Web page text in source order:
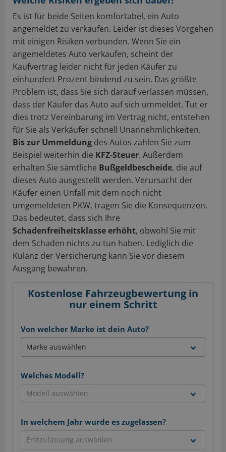
Es ist für beide Seiten komfortabel, ein Auto
angemeldet zu verkaufen. Leider ist dieses Vorgehen
mit einigen Risiken verbunden. Wenn Sie ein
angemeldetes Auto verkaufen, scheint der
Kaufvertrag leider nicht für jeden Käufer zu
einhundert Prozent bindend zu sein. Das größte
Problem ist, dass Sie sich darauf verlassen müssen,
dass der Käufer das Auto auf sich ummeldet. Tut er
dies trotz Vereinbarung im Vertrag nicht, entstehen
für Sie als Verkäufer schnell Unannehmlichkeiten.
Bis zur Ummeldung des Autos zahlen Sie zum
Beispiel weiterhin die KFZ-Steuer. Außerdem
erhalten Sie sämtliche Bußgeldbescheide, die auf
dieses Auto ausgestellt werden. Verursacht der
Käufer einen Unfall mit dem noch nicht
umgemeldeten PKW, tragen Sie die Konsequenzen.
Das bedeutet, dass sich Ihre
Schadenfreiheitsklasse erhöht, obwohl Sie mit
dem Schaden nichts zu tun haben. Lediglich die
Kulanz der Versicherung kann Sie vor diesem
Ausgang bewahren.
Kostenlose Fahrzeugbewertung in
nur einem Schritt
Von welcher Marke ist dein Auto?
Welches Modell?
In welchem Jahr wurde es zugelassen?